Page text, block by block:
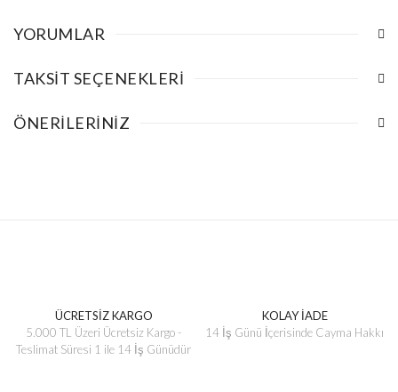
YORUMLAR
TAKSIT SEÇENEKLERI
ÖNERILERINIZ
ÜCRETSİZ KARGO
5.000 TL Üzeri Ücretsiz Kargo -
Teslimat Süresi 1 ile 14 İş Günüdür
KOLAY İADE
14 İş Günü İçerisinde Cayma Hakkı